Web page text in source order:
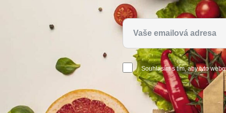
Souhlasím s tím, aby tyto